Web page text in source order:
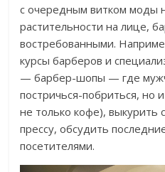
с очередным витком моды
растительности на лице,
востребованными.
курсы барберов и
— барбер-шопы — где
постричься-побриться, но
не только кофе), выкурить
прессу, обсудить
посетителями.